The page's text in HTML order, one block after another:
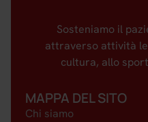
Sosteniamo il
attraverso attività
cultura, allo
MAPPA DEL SITO
Chi siamo